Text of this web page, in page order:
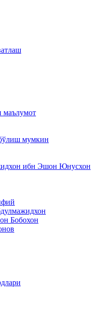
маълумот
мумкин
ибн Эшон Юнусхон
Бобохон